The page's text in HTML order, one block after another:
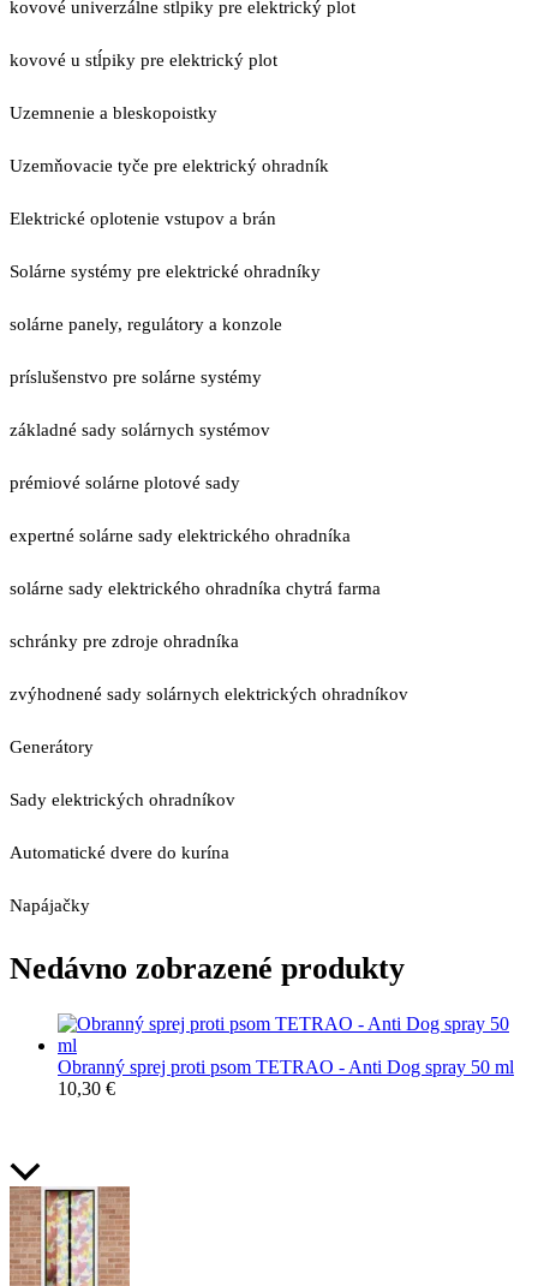
kovové univerzálne stĺpiky pre elektrický plot
kovové u stĺpiky pre elektrický plot
Uzemnenie a bleskopoistky
Uzemňovacie tyče pre elektrický ohradník
Elektrické oplotenie vstupov a brán
Solárne systémy pre elektrické ohradníky
solárne panely, regulátory a konzole
príslušenstvo pre solárne systémy
základné sady solárnych systémov
prémiové solárne plotové sady
expertné solárne sady elektrického ohradníka
solárne sady elektrického ohradníka chytrá farma
schránky pre zdroje ohradníka
zvýhodnené sady solárnych elektrických ohradníkov
Generátory
Sady elektrických ohradníkov
Automatické dvere do kurína
Napájačky
Nedávno zobrazené produkty
Obranný sprej proti psom TETRAO - Anti Dog spray 50 ml
10,30 €